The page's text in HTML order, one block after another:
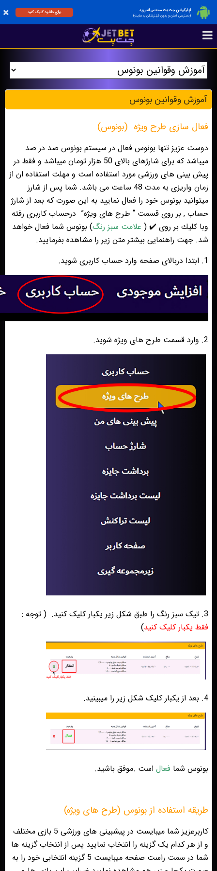
اپلیکیشن جت بت مختص اندروید
(دسترسی آسان و بدون فیلترشکن به سایت)
برای دانلود کلیک کنید
آموزش وقوانين بونوس
فعال سازی طرح ویژه (بونوس)
دوست عزیز تنها بونوس فعال در سیستم بونوس صد در صد
میباشد که برای شارژهای بالای 50 هزار تومان میباشد و فقط در
پیش بینی های ورزشی مورد استفاده است و مهلت استفاده ان از
زمان واریزی به مدت 48 ساعت می باشد. شما پس از شارز
میتوانید بونوس خود را فعال نمایید به این صورت که بعد از شارژ
حساب , بر روى قسمت “ طرح هاى ويژه” درحساب كاربرى رفته
وبا كليك بر روى ✔️ ( علامت سبز رنگ) بونوس شما فعال خواهد
شد. جهت راهنمایی بیشتر متن زیر را مشاهده بفرمایید.
1. ابتدا دربالای صفحه وارد حساب کاربری شوید.
2. وارد قسمت طرح های ویژه شوید.
3. تیک سبز رنگ را طبق شکل زیر یکبار کلیک کنید. ( توجه :
فقط یکبار کلیک کنید)
4. بعد از یکبار کلیک شکل زیر را میبینید.
بونوس شما فعال است .موفق باشید.
طریقه استفاده از بونوس (طرح های ویژه)
کاربرعزیز شما میبایست در پیشبینی های ورزشی 5 بازی مختلف
و از هر کدام یک گزینه را انتخاب نمایید پس از انتخاب گزینه ها
شما در سمت راست صفحه میبایست 5 گزینه انتخابی خود را به